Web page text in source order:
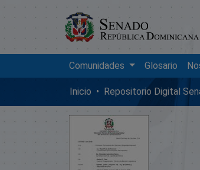
Comunidades Glosario
Inicio